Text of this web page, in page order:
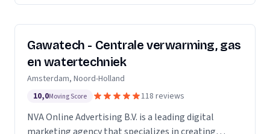
Gawatech - Centrale verwarming, gas
en watertechniek
Amsterdam, Noord-Holland
10,0Moving Score 118 reviews
NVA Online Advertising B.V. is a leading digital